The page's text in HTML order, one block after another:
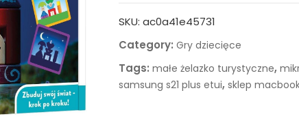
SKU: ac0a41e45731
Category: Gry dziecięce
Tags: małe żelazko turystyczne,
samsung s21 plus etui, sklep